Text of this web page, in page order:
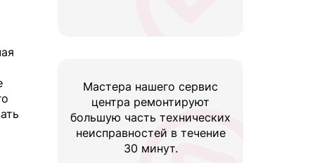
Мастера нашего сервис
центра ремонтируют
большую часть технических
неисправностей в течение
30 минут.